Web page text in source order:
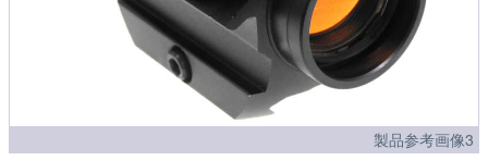
製品参考画像3